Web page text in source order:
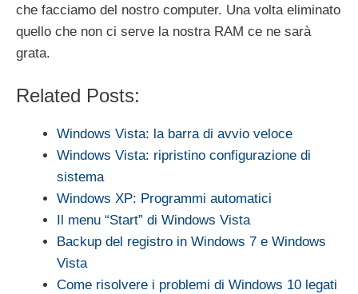
che facciamo del nostro computer. Una volta eliminato
quello che non ci serve la nostra RAM ce ne sarà
grata.
Related Posts:
Windows Vista: la barra di avvio veloce
Windows Vista: ripristino configurazione di
sistema
Windows XP: Programmi automatici
Il menu “Start” di Windows Vista
Backup del registro in Windows 7 e Windows
Vista
Come risolvere i problemi di Windows 10 legati